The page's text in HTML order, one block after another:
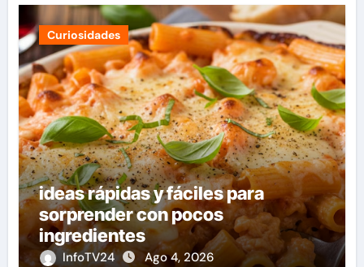
Curiosidades
ideas rápidas y fáciles para
sorprender con pocos
ingredientes
InfoTV24 Ago 4, 2026